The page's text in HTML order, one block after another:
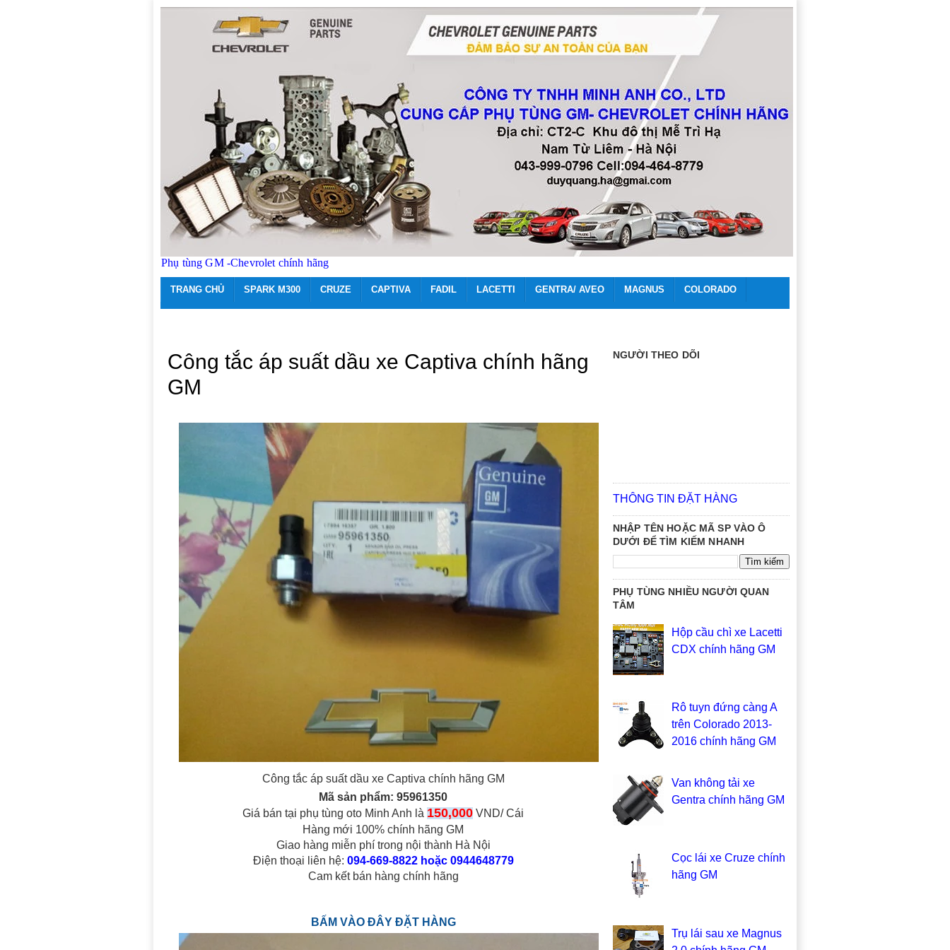
Phụ tùng GM -Chevrolet chính hãng
TRANG CHỦ SPARK M300 CRUZE CAPTIVA FADIL LACETTI GENTRA/ AVEO MAGNUS COLORADO
Công tắc áp suất dầu xe Captiva chính hãng
GM
Công tắc áp suất dầu xe Captiva chính hãng GM
Mã sản phẩm: 95961350
Giá bán tại phụ tùng oto Minh Anh là 150,000 VND/ Cái
Hàng mới 100% chính hãng GM
Giao hàng miễn phí trong nội thành Hà Nội
Điện thoại liên hệ: 094-669-8822 hoặc 0944648779
Cam kết bán hàng chính hãng
BẤM VÀO ĐÂY ĐẶT HÀNG
NGƯỜI THEO DÕI
THÔNG TIN ĐẶT HÀNG
NHẬP TÊN HOẶC MÃ SP VÀO Ô
DƯỚI ĐỂ TÌM KIẾM NHANH
PHỤ TÙNG NHIỀU NGƯỜI QUAN
TÂM
Hộp cầu chì xe Lacetti
CDX chính hãng GM
Rô tuyn đứng càng A
trên Colorado 2013-
2016 chính hãng GM
Van không tải xe
Gentra chính hãng GM
Cọc lái xe Cruze chính
hãng GM
Trụ lái sau xe Magnus